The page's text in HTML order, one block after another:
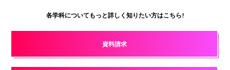
各学科についてもっと詳しく知りたい方はこちら!
資料請求